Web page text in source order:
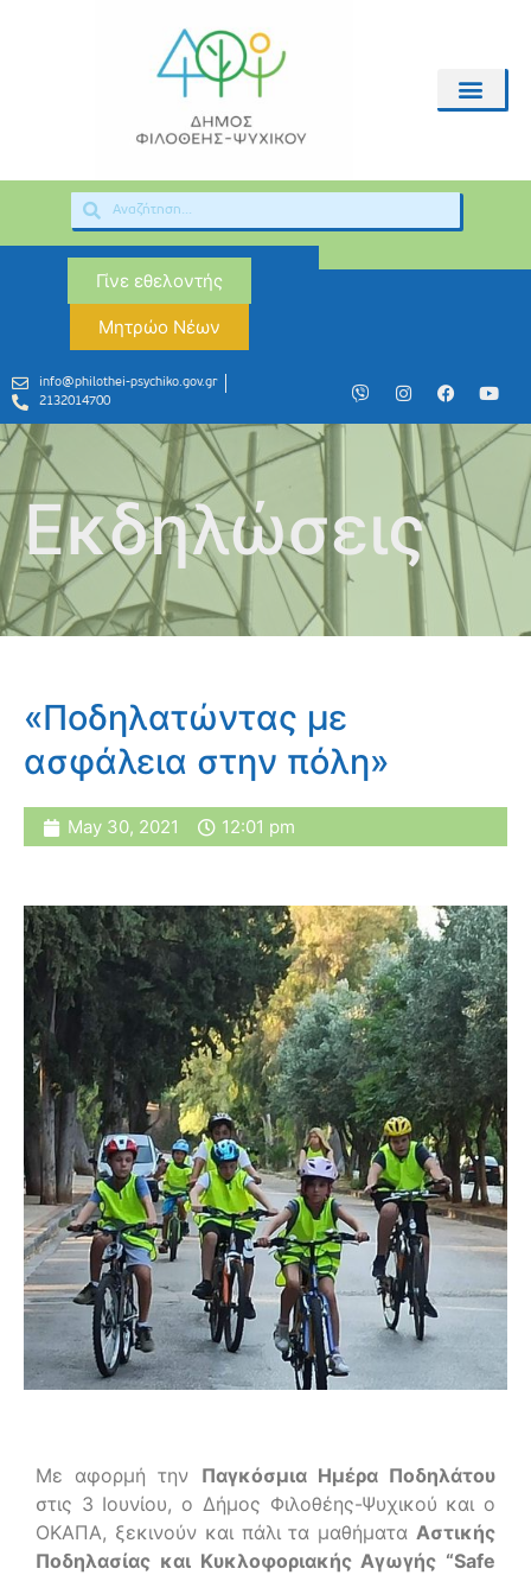
Γίνε εθελοντής
Μητρώο Νέων
info@philothei-psychiko.gov.gr
2132014700
Εκδηλώσεις
«Ποδηλατώντας με
ασφάλεια στην πόλη»
May 30, 2021 12:01 pm
Με αφορμή την Παγκόσμια Ημέρα Ποδηλάτου
στις 3 Ιουνίου, ο Δήμος Φιλοθέης-Ψυχικού και ο
ΟΚΑΠΑ, ξεκινούν και πάλι τα μαθήματα Αστικής
Ποδηλασίας και Κυκλοφοριακής Αγωγής “Safe